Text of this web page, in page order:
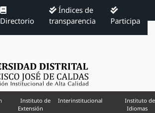
Directorio
Índices de
transparencia
Participa
Instituto de
Extensión
Interinstitucional
Instituto de
Idiomas